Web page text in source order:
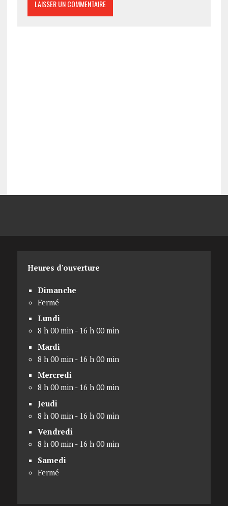
Heures d'ouverture
Dimanche
Fermé
Lundi
8 h 00 min - 16 h 00 min
Mardi
8 h 00 min - 16 h 00 min
Mercredi
8 h 00 min - 16 h 00 min
Jeudi
8 h 00 min - 16 h 00 min
Vendredi
8 h 00 min - 16 h 00 min
Samedi
Fermé